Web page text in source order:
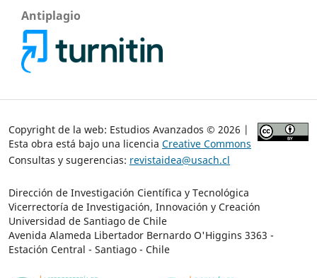
Antiplagio
Copyright de la web: Estudios Avanzados © 2026 |
Esta obra está bajo una licencia Creative Commons
Consultas y sugerencias: revistaidea@usach.cl
Dirección de Investigación Científica y Tecnológica
Vicerrectoría de Investigación, Innovación y Creación
Universidad de Santiago de Chile
Avenida Alameda Libertador Bernardo O'Higgins 3363 -
Estación Central - Santiago - Chile